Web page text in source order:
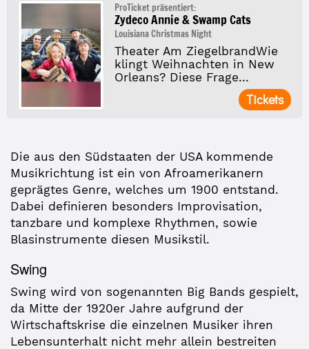
ProTicket präsentiert:
Zydeco Annie & Swamp Cats
Louisiana Christmas Night
Theater Am ZiegelbrandWie
klingt Weihnachten in New
Orleans? Diese Frage...
Tickets
Die aus den Südstaaten der USA kommende
Musikrichtung ist ein von Afroamerikanern
geprägtes Genre, welches um 1900 entstand.
Dabei definieren besonders Improvisation,
tanzbare und komplexe Rhythmen, sowie
Blasinstrumente diesen Musikstil.
Swing
Swing wird von sogenannten Big Bands gespielt,
da Mitte der 1920er Jahre aufgrund der
Wirtschaftskrise die einzelnen Musiker ihren
Lebensunterhalt nicht mehr allein bestreiten